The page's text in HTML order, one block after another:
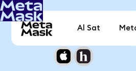
Al Sat